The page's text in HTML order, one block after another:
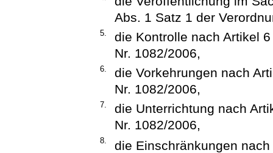
Abs. 1 Satz 1 der
5.
die Kontrolle nach Artikel
Nr. 1082/2006,
6.
die Vorkehrungen nach
Nr. 1082/2006,
7.
die Unterrichtung nach
Nr. 1082/2006,
8.
die Einschränkungen